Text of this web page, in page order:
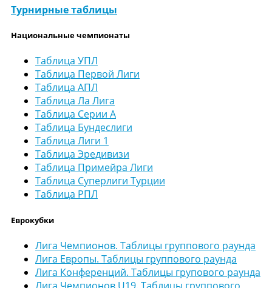
Турнирные таблицы
Национальные чемпионаты
Таблица УПЛ
Таблица Первой Лиги
Таблица АПЛ
Таблица Ла Лига
Таблица Серии А
Таблица Бундеслиги
Таблица Лиги 1
Таблица Эредивизи
Таблица Примейра Лиги
Таблица Суперлиги Турции
Таблица РПЛ
Еврокубки
Лига Чемпионов. Таблицы группового раунда
Лига Европы. Таблицы группового раунда
Лига Конференций. Таблицы групового раунда